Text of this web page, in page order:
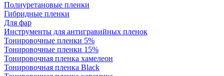
Полиуретановые пленки
Гибридные пленки
Для фар
Инструменты для антигравийных пленок
Тонировочные пленки 5%
Тонировочные пленки 15%
Тонировочная пленка хамелеон
Тонировочная пленка Black